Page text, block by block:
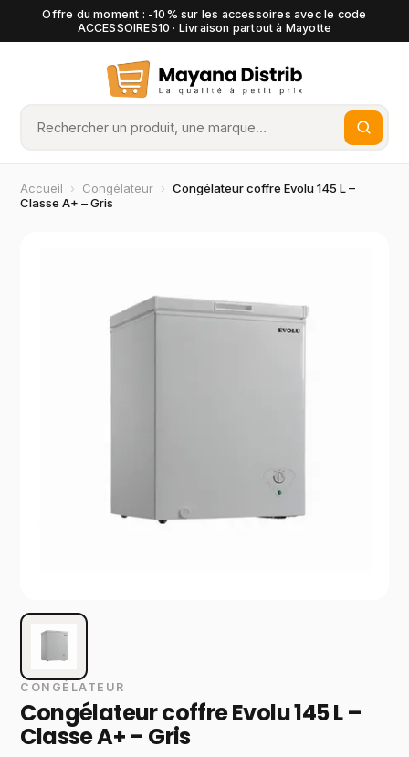
Offre du moment : -10% sur les accessoires avec le code
ACCESSOIRES10 · Livraison partout à Mayotte
Accueil › Congélateur › Congélateur coffre Evolu 145 L –
Classe A+ – Gris
CONGÉLATEUR
Congélateur coffre Evolu 145 L –
Classe A+ – Gris